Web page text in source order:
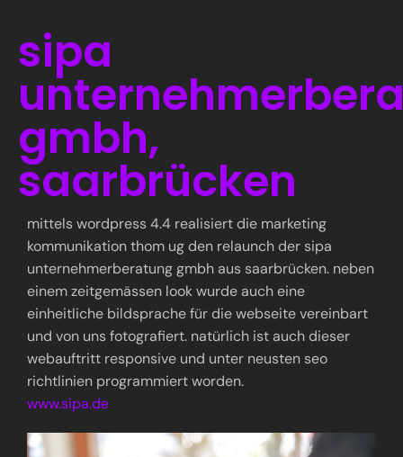
sipa
gmbh,
saarbrücken
mittels wordpress 4.4 realisiert die marketing
kommunikation thom ug den relaunch der sipa
unternehmerberatung gmbh aus saarbrücken. neben
einem zeitgemässen look wurde auch eine
einheitliche bildsprache für die webseite vereinbart
und von uns fotografiert. natürlich ist auch dieser
webauftritt responsive und unter neusten seo
richtlinien programmiert worden.
www.sipa.de